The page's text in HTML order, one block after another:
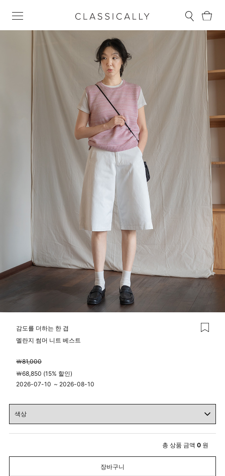
감도를 더하는 한 겹
멜란지 썸머 니트 베스트
￦81,000
￦68,850 (15% 할인)
2026-07-10 ~ 2026-08-10
총 상품 금액 0 원
장바구니